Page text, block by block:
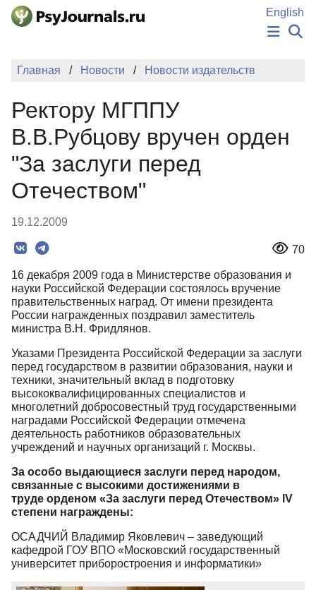
Перейти к основному содержанию
English
НОВОСТИ
ПОДАТЬ РУКОПИСЬ
КЛЮЧЕВЫЕ СЛОВА
Регистрация
Главная Новости Новости издательств
Ректору МГППУ
В.В.Рубцову вручен орден
"За заслуги перед
Отечеством"
19.12.2009
70
16 декабря 2009 года в Министерстве образования и
науки Российской Федерации состоялось вручение
правительственных наград. От имени президента
России награжденных поздравил заместитель
министра В.Н. Фридлянов.
Указами Президента Российской Федерации за заслуги
перед государством в развитии образования, науки и
техники, значительный вклад в подготовку
высококвалифицированных специалистов и
многолетний добросовестный труд государственными
наградами Российской Федерации отмечена
деятельность работников образовательных
учреждений и научных организаций г. Москвы.
За особо выдающиеся заслуги перед народом,
связанные с высокими достижениями в
труде орденом «За заслуги перед Отечеством» IV
степени награждены:
ОСАДЧИЙ Владимир Яковлевич – заведующий
кафедрой ГОУ ВПО «Московский государственный
университет приборостроения и информатики»